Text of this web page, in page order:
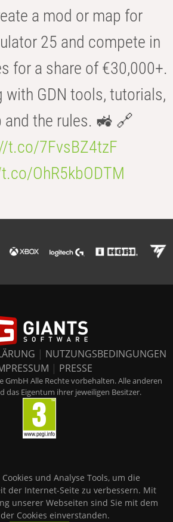
a mod or map for
25 and compete in
for a share of €30,000+.
with GDN tools, tutorials,
and the rules. 🚜 🔗
t.co/7FvsBZ4tzF
OhR5kbODTM
| NUTZUNGSBEDINGUNGEN
| PRESSE
GmbH Alle Rechte vorbehalten. Alle anderen
das Eigentum ihrer jeweiligen Besitzer.
und Analyse Tools, um die
der Internet-Seite zu verbessern. Mit
unserer Webseiten sind Sie mit dem
Cookies einverstanden.